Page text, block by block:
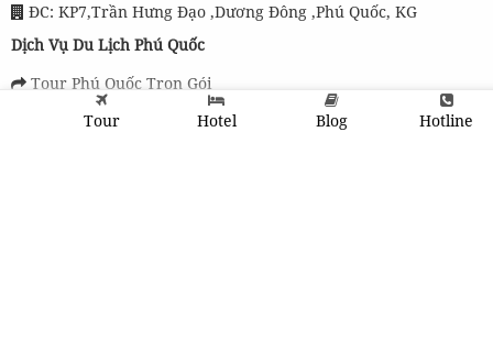
ĐC: KP7,Trần Hưng Đạo ,Dương Đông ,Phú Quốc, KG
Dịch Vụ Du Lịch Phú Quốc
Tour Phú Quốc Trọn Gói
Tour Phú Quốc 1 Ngày
Tour Hotel Blog Hotline